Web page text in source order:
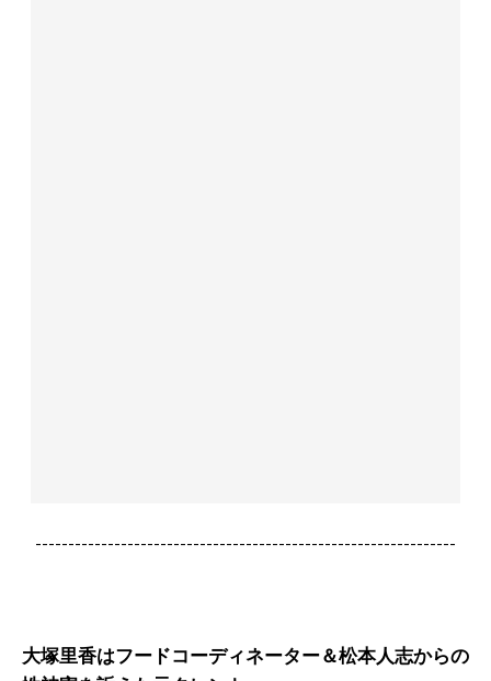
----------------------------------------------------------------
大塚里香はフードコーディネーター＆松本人志からの